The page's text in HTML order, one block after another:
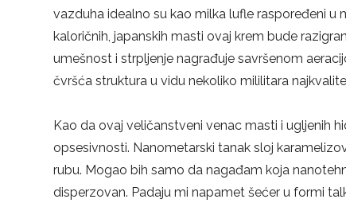
vazduha idealno su kao milka lufle raspoređeni u
kaloričnih, japanskih masti ovaj krem bude
umešnost i strpljenje nagrađuje savršenom
čvršća struktura u vidu nekoliko mililitara
Kao da ovaj veličanstveni venac masti i ugljenih
opsesivnosti. Nanometarski tanak sloj
rubu. Mogao bih samo da nagađam koja
disperzovan. Padaju mi napamet šećer u formi